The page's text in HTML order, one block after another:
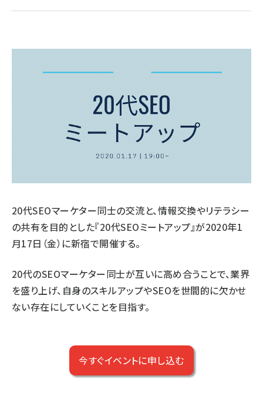
20代SEOマーケター同士の交流と、情報交換やリテラシー
の共有を目的とした『20代SEOミートアップ』が2020年1
月17日（金）に新宿で開催する。
20代のSEOマーケター同士が互いに高め合うことで、業界
を盛り上げ、自身のスキルアップやSEOを世間的に欠かせ
ない存在にしていくことを目指す。
今すぐイベントに申し込む